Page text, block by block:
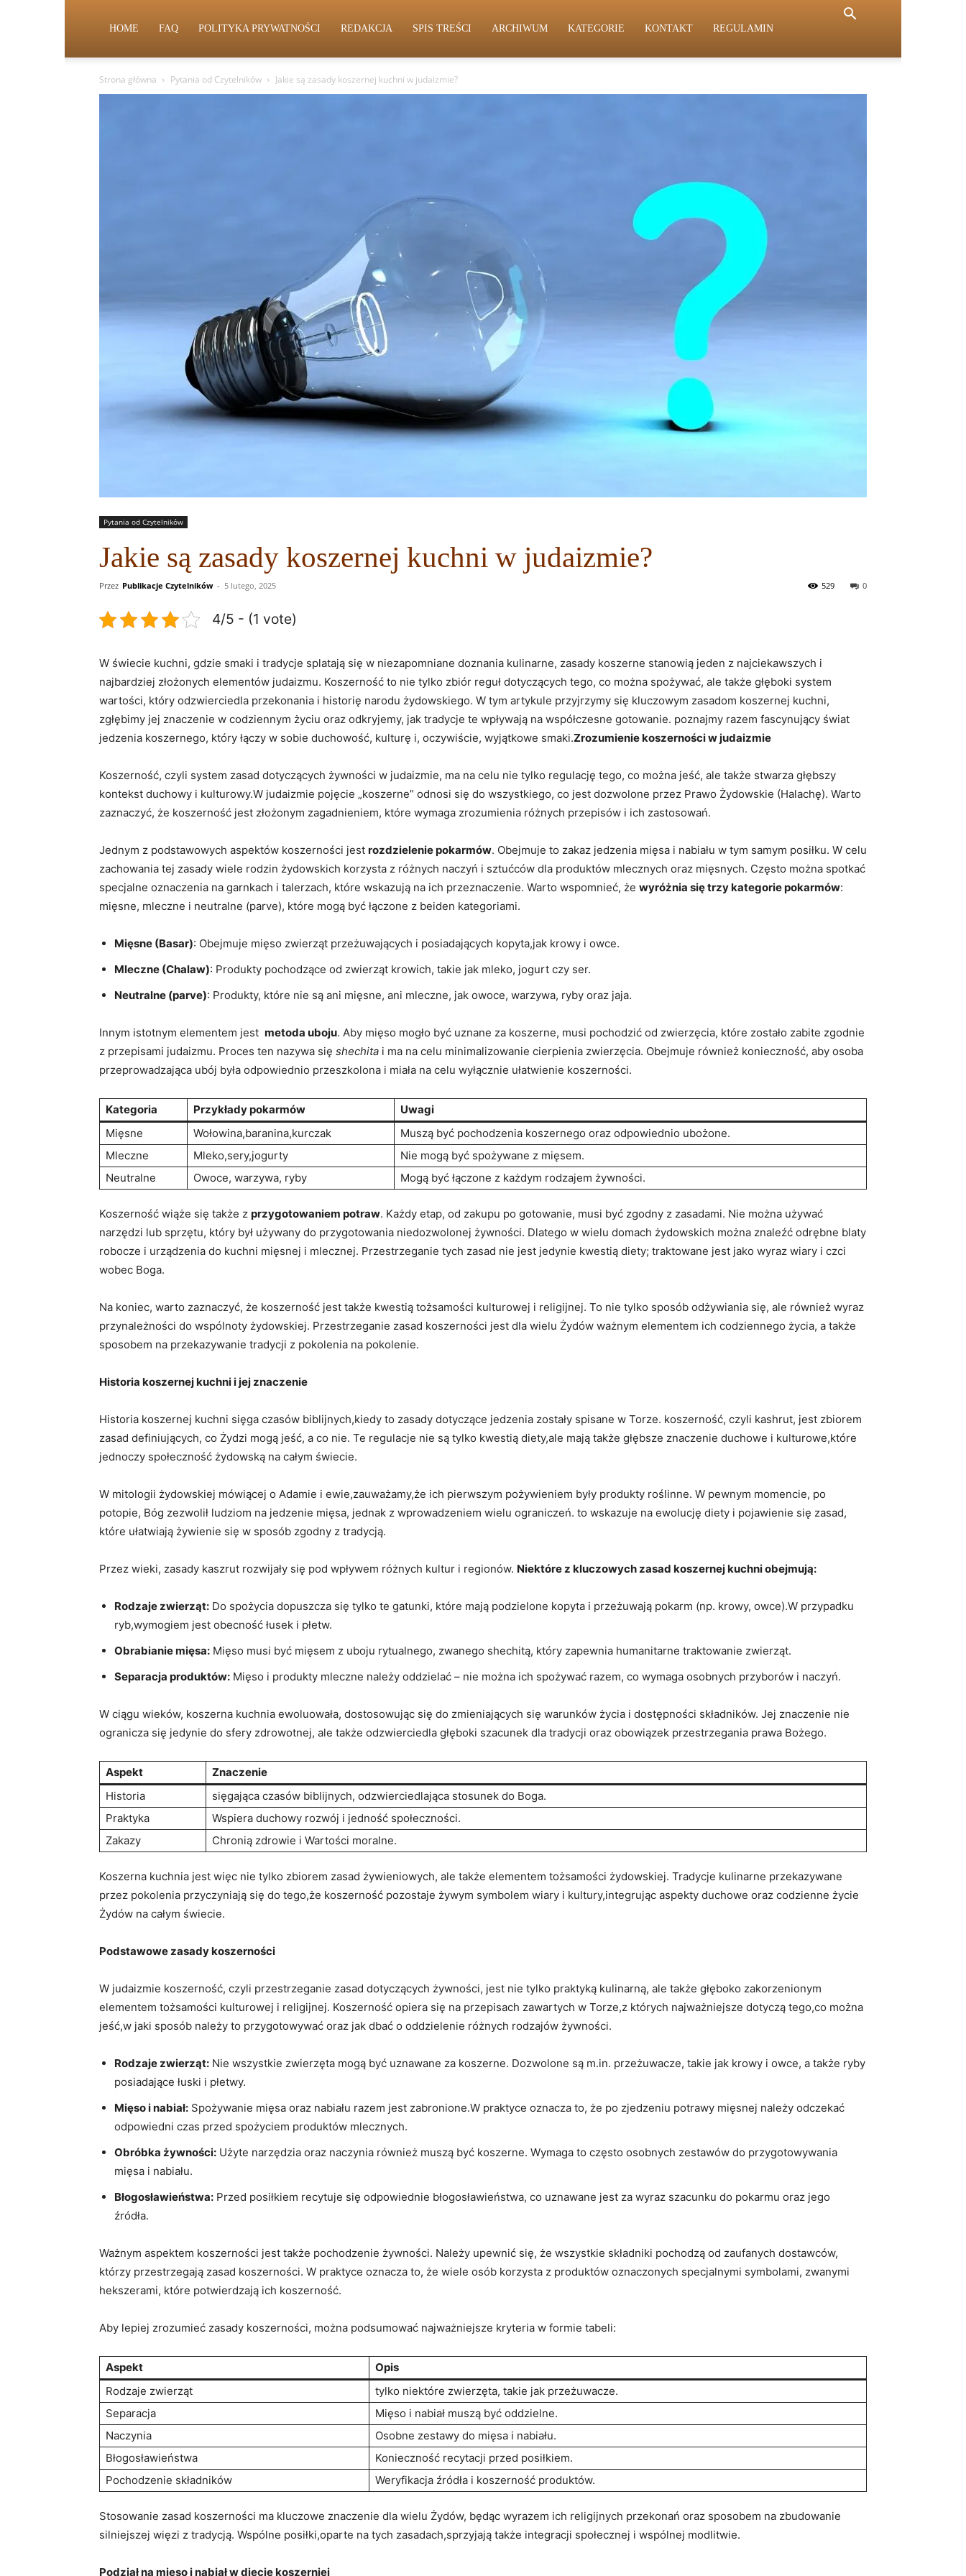
HOME FAQ POLITYKA PRYWATNOŚCI REDAKCJA SPIS TREŚCI ARCHIWUM KATEGORIE KONTAKT REGULAMIN
Strona główna Pytania od Czytelników Jakie są zasady koszernej kuchni w judaizmie?
Pytania od Czytelników
Jakie są zasady koszernej kuchni w judaizmie?
Przez Publikacje Czytelników - 5 lutego, 2025 0
529
4/5 - (1 vote)
W świecie kuchni, gdzie smaki i tradycje ⁤splatają się w niezapomniane doznania kulinarne, zasady koszerne stanowią jeden z najciekawszych i
najbardziej złożonych elementów judaizmu. Koszerność to nie ⁢tylko zbiór reguł dotyczących tego, co można spożywać, ale także głęboki system
wartości, który odzwierciedla przekonania i historię narodu żydowskiego. W tym artykule przyjrzymy się kluczowym zasadom koszernej kuchni,
zgłębimy ⁣jej znaczenie w codziennym życiu oraz ‌odkryjemy, jak tradycje ‍te wpływają na współczesne gotowanie. poznajmy razem fascynujący świat
⁤jedzenia koszernego, który łączy w sobie duchowość, kulturę i, oczywiście, wyjątkowe smaki.Zrozumienie koszerności w ⁣judaizmie
Koszerność, czyli system zasad dotyczących żywności w‍ judaizmie, ma na‌ celu nie tylko regulację tego, co można jeść, ale także stwarza głębszy
kontekst duchowy⁢ i kulturowy.W judaizmie pojęcie​ „koszerne” odnosi się do wszystkiego, co jest dozwolone przez Prawo ‍Żydowskie (Halachę). Warto
zaznaczyć, że ⁤koszerność jest złożonym zagadnieniem, które wymaga zrozumienia różnych ⁣przepisów i ich zastosowań.
Jednym z podstawowych⁣ aspektów koszerności jest rozdzielenie pokarmów. Obejmuje to zakaz jedzenia mięsa i nabiału w tym samym posiłku. W celu
zachowania tej zasady wiele rodzin ⁢żydowskich korzysta z różnych naczyń i sztućców⁤ dla produktów‌ mlecznych‍ oraz mięsnych. Często można spotkać
specjalne oznaczenia na garnkach i talerzach, które wskazują na ich przeznaczenie. Warto wspomnieć, że wyróżnia się trzy kategorie pokarmów:
mięsne, mleczne i neutralne (parve), które mogą być łączone z beiden kategoriami.
Mięsne⁣ (Basar): Obejmuje mięso zwierząt przeżuwających i posiadających kopyta,jak ⁣krowy i owce.
Mleczne (Chalaw): Produkty pochodzące od zwierząt‍ krowich, takie ​jak mleko, jogurt czy ser.
Neutralne (parve): Produkty,⁤ które nie są ani mięsne, ani mleczne, jak owoce, warzywa, ryby oraz jaja.
Innym istotnym ⁤elementem jest ​ metoda uboju. Aby ⁢mięso mogło być uznane za koszerne, musi pochodzić⁣ od zwierzęcia,​ które zostało zabite zgodnie
z przepisami judaizmu. Proces ten nazywa się shechita i ma na celu minimalizowanie cierpienia zwierzęcia. Obejmuje również konieczność, aby osoba
przeprowadzająca ubój była odpowiednio przeszkolona i miała na celu wyłącznie ułatwienie koszerności.
Kategoria Przykłady pokarmów
Uwagi
Mięsne
Wołowina,baranina,kurczak
Muszą być pochodzenia koszernego oraz odpowiednio ubożone.
Mleczne
Mleko,sery,jogurty
Nie‍ mogą być spożywane z mięsem.
Neutralne
Owoce, warzywa, ryby Mogą ‍być łączone z każdym rodzajem żywności.
Koszerność ⁤wiąże się także z przygotowaniem potraw. Każdy⁣ etap, od zakupu po gotowanie, musi być ‍zgodny z ⁢zasadami. Nie​ można używać
narzędzi lub sprzętu,​ który był używany do przygotowania niedozwolonej żywności. Dlatego​ w​ wielu domach żydowskich można znaleźć odrębne blaty‌
robocze ‍i urządzenia do kuchni mięsnej i mlecznej. Przestrzeganie tych zasad nie ⁣jest jedynie kwestią diety;⁣ traktowane jest jako wyraz⁢ wiary i czci
wobec Boga.
Na koniec, ⁣warto zaznaczyć, że koszerność jest także kwestią ‍tożsamości kulturowej i religijnej. To nie tylko sposób odżywiania się, ale ‍również wyraz
przynależności do wspólnoty żydowskiej. Przestrzeganie zasad koszerności jest dla wielu‍ Żydów ważnym elementem ich ‌codziennego ⁣życia, a także
sposobem na przekazywanie tradycji z pokolenia na pokolenie.
Historia koszernej kuchni i jej znaczenie
Historia koszernej kuchni sięga‌ czasów biblijnych,kiedy to zasady dotyczące jedzenia zostały spisane w Torze. koszerność, czyli kashrut, jest‌ zbiorem
‌zasad definiujących, co Żydzi mogą jeść, a co nie. Te regulacje nie są ⁤tylko kwestią diety,ale mają także głębsze znaczenie duchowe i kulturowe,które
jednoczy społeczność żydowską na całym świecie.
W mitologii żydowskiej mówiącej o Adamie ‌i ⁤ewie,zauważamy,że ich pierwszym pożywieniem były produkty roślinne. W pewnym momencie,⁣ po
potopie, Bóg zezwolił ⁢ludziom na jedzenie mięsa, jednak z ⁤wprowadzeniem wielu ograniczeń. to wskazuje na ewolucję diety i pojawienie się zasad,
które ułatwiają‍ żywienie się w sposób zgodny z tradycją.
Przez ⁣wieki, zasady kaszrut ⁣rozwijały się pod wpływem różnych kultur ​i regionów. Niektóre z kluczowych zasad koszernej kuchni obejmują:
Rodzaje zwierząt: Do spożycia dopuszcza się tylko te gatunki,⁤ które mają podzielone kopyta i przeżuwają pokarm (np. krowy, owce).W przypadku
ryb,wymogiem jest obecność⁣ łusek ⁢i płetw.
Obrabianie mięsa: Mięso musi być mięsem z uboju rytualnego, zwanego shechitą, który zapewnia humanitarne traktowanie zwierząt.
Separacja produktów: Mięso i produkty mleczne należy oddzielać – nie można ich spożywać razem, co wymaga‌ osobnych ‌przyborów‍ i naczyń.
W ⁢ciągu wieków, koszerna ⁣kuchnia ⁣ewoluowała, dostosowując się do zmieniających się warunków życia ⁤i dostępności składników. Jej znaczenie nie
ogranicza się jedynie do sfery zdrowotnej, ale także‍ odzwierciedla głęboki szacunek dla tradycji oraz ‍obowiązek przestrzegania prawa Bożego.
Aspekt
Znaczenie
Historia
sięgająca czasów biblijnych, odzwierciedlająca stosunek do Boga.
Praktyka
Wspiera duchowy ‍rozwój i jedność społeczności.
Zakazy
Chronią zdrowie i Wartości moralne.
Koszerna⁣ kuchnia jest więc nie tylko zbiorem zasad żywieniowych, ale także elementem tożsamości żydowskiej. Tradycje kulinarne przekazywane
przez pokolenia przyczyniają się do tego,że koszerność pozostaje żywym symbolem wiary i kultury,integrując‌ aspekty duchowe oraz ⁢codzienne życie
Żydów na całym świecie.
Podstawowe zasady koszerności
W judaizmie koszerność, czyli przestrzeganie zasad dotyczących żywności, jest nie⁢ tylko praktyką⁣ kulinarną, ale także głęboko‍ zakorzenionym
elementem tożsamości kulturowej i religijnej. Koszerność opiera się na przepisach zawartych‍ w Torze,z których najważniejsze dotyczą tego,co można
jeść,w jaki sposób należy to przygotowywać oraz jak dbać o oddzielenie różnych rodzajów żywności.
Rodzaje zwierząt: Nie wszystkie​ zwierzęta mogą być uznawane za koszerne. Dozwolone⁢ są m.in. przeżuwacze, takie jak krowy i owce, a także ryby
‌posiadające łuski i⁣ płetwy.
Mięso ⁣i nabiał: Spożywanie mięsa oraz nabiału razem jest zabronione.W praktyce‍ oznacza to, że po ‌zjedzeniu potrawy mięsnej ‌należy odczekać
odpowiedni ⁤czas przed spożyciem produktów mlecznych.
Obróbka żywności: Użyte narzędzia oraz naczynia również muszą być koszerne. Wymaga to często osobnych zestawów do przygotowywania
mięsa i nabiału.
Błogosławieństwa: Przed posiłkiem recytuje się odpowiednie błogosławieństwa, co uznawane jest za wyraz szacunku do pokarmu⁣ oraz jego
źródła.
Ważnym aspektem koszerności jest także pochodzenie żywności. Należy upewnić ‍się, że wszystkie składniki pochodzą od zaufanych dostawców,
którzy przestrzegają zasad koszerności. W praktyce oznacza⁤ to, że wiele osób korzysta z produktów oznaczonych specjalnymi symbolami, zwanymi
hekszerami, które potwierdzają ‍ich koszerność.
Aby lepiej zrozumieć zasady koszerności, można podsumować‍ najważniejsze kryteria w formie tabeli:
Aspekt
Opis
Rodzaje zwierząt
tylko niektóre zwierzęta, takie jak przeżuwacze.
Separacja
Mięso i nabiał muszą ⁤być oddzielne.
Naczynia
Osobne zestawy do mięsa i nabiału.
Błogosławieństwa
Konieczność recytacji przed posiłkiem.
Pochodzenie składników
Weryfikacja źródła i koszerność produktów.
Stosowanie zasad koszerności ma kluczowe znaczenie dla wielu Żydów, będąc wyrazem ich religijnych przekonań oraz sposobem na zbudowanie
silniejszej więzi z tradycją. ⁤Wspólne posiłki,oparte na tych⁢ zasadach,sprzyjają także integracji społecznej i wspólnej modlitwie.
Podział na mięso i nabiał w diecie koszerniej